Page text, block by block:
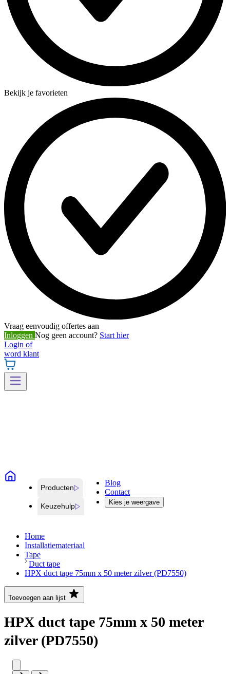
Bekijk je favorieten
Vraag eenvoudig offertes aan
Inloggen Nog geen account? Start hier
Login of
word klant
Producten
Keuzehulp
Blog
Contact
Kies je weergave
Home
Installatiemateriaal
Tape
Duct tape
HPX duct tape 75mm x 50 meter zilver (PD7550)
Toevoegen aan lijst
HPX duct tape 75mm x 50 meter
zilver (PD7550)